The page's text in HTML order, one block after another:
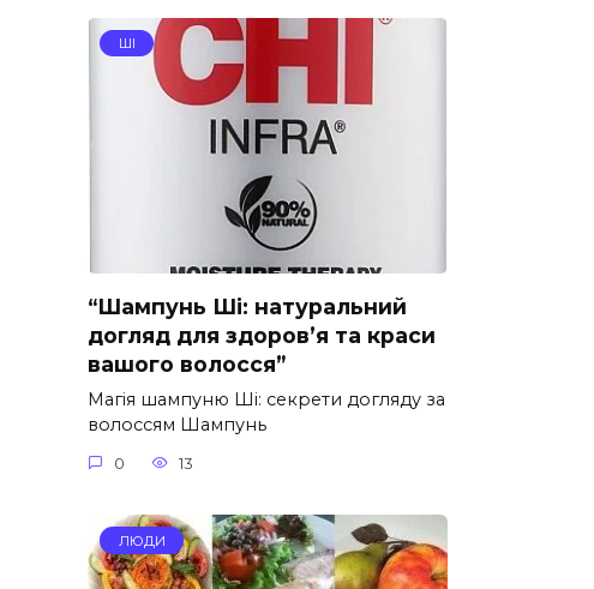
ШІ
“Шампунь Ші: натуральний
догляд для здоров’я та краси
вашого волосся”
Магія шампуню Ші: секрети догляду за
волоссям Шампунь
0 13
ЛЮДИ